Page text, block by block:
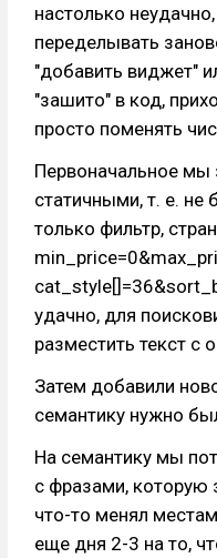
настолько
переделывать
"добавить виджет"
"зашито" в код,
просто поменять
Первоначальное мы
статичными, т. е. не
только фильтр,
удачно, для
разместить текст с
Затем добавили
семантику нужно
На семантику мы
с фразами, которую
что-то менял
еще дня 2-3 на то,